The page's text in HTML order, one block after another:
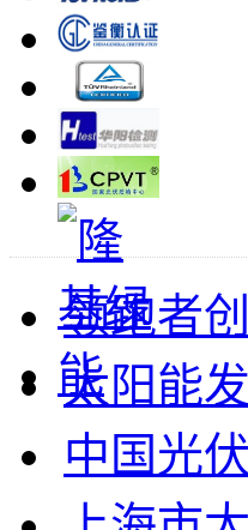
领跑者
太阳能
中国光